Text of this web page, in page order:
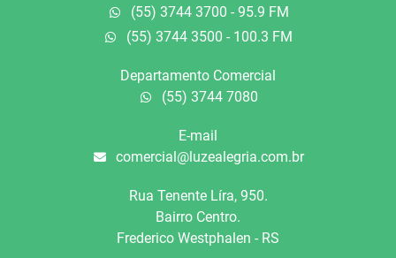
(55) 3744 3700 - 95.9 FM
(55) 3744 3500 - 100.3 FM
Departamento Comercial
(55) 3744 7080
E-mail
comercial@luzealegria.com.br
Rua Tenente Líra, 950.
Bairro Centro.
Frederico Westphalen - RS